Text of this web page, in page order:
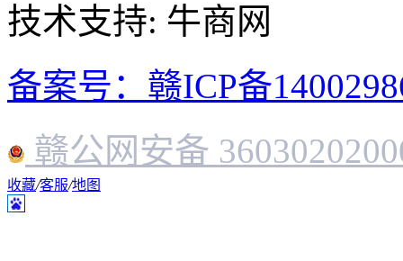
技术支持: 牛商网
备案号：赣ICP备
赣公网安备
收藏/客服/地图